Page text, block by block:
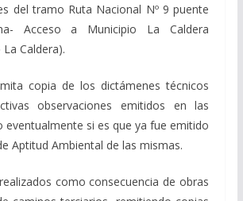
del tramo Ruta Nacional Nº 9 puente
Acceso a Municipio La Caldera
Caldera).
copia de los dictámenes técnicos
observaciones emitidos en las
eventualmente si es que ya fue emitido
Aptitud Ambiental de las mismas.
como consecuencia de obras